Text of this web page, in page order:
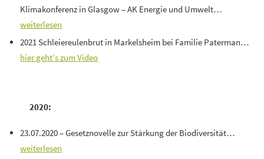
Klimakonferenz in Glasgow – AK Energie und Umwelt…
weiterlesen
2021 Schleiereulenbrut in Markelsheim bei Familie Paterman…
hier geht’s zum Video
2020:
23.07.2020 – Gesetznovelle zur Stärkung der Biodiversität…
weiterlesen